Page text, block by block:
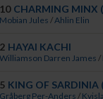
10 CHARMING MINX
Mobian Jules / Ahlin Elin
2 HAYAI KACHI
Williamson Darren James /
5 KING OF SARDINIA
Gråberg Per-Anders /